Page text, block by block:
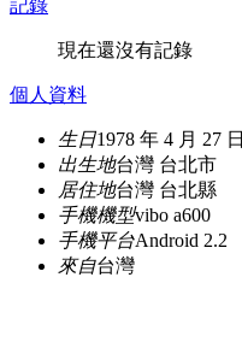
記錄
現在還沒有記錄
個人資料
生日1978 年 4 月 27 日
出生地台灣 台北市
居住地台灣 台北縣
手機機型vibo a600
手機平台Android 2.2
來自台灣